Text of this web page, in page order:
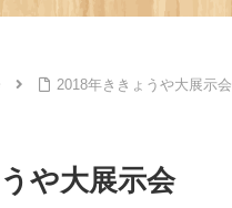
2018年ききょうや大展示会
や大展示会